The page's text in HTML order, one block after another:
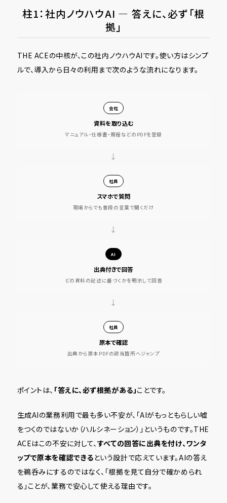
柱1：社内ノウハウAI ― 答えに、必ず「根
拠」
THE ACEの中核が、この社内ノウハウAIです。使い方はシンプ
ルで、導入から日々の利用まで次のような流れになります。
会社
資料を取り込む
マニュアル・仕様書・規程などのPDFを登録
→
社員
スマホで質問
現場からでも普段の言葉で聞くだけ
→
AI
出典付きで回答
どの資料の記述に基づくかを明示して回答
→
社員
原本で確認
出典から原本PDFの該当箇所へジャンプ
ポイントは、 「答えに、必ず根拠がある」ことです。
生成AIの業務利用で最も多い不安が、「AIがもっともらしい嘘
をつくのではないか（ハルシネーション）」というものです。THE
ACEはこの不安に対して、 すべての回答に出典を付け、ワンタ
ップで原本を確認できるという設計で応えています。AIの答え
を鵜呑みにするのではなく、「根拠を見て自分で確かめられ
る」ことが、業務で安心して使える理由です。